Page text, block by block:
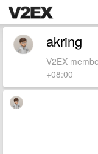
akring
V2EX
+08:00